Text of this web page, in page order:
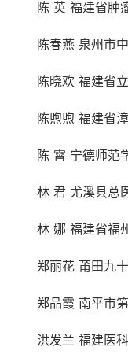
陈 英 福建省肿
陈春燕 泉州市
陈晓欢 福建省
陈煦煦 福建省
陈 霄 宁德师范
林 君 尤溪县总
林 娜 福建省福
郑丽花 莆田九
郑品霞 南平市
洪发兰 福建医